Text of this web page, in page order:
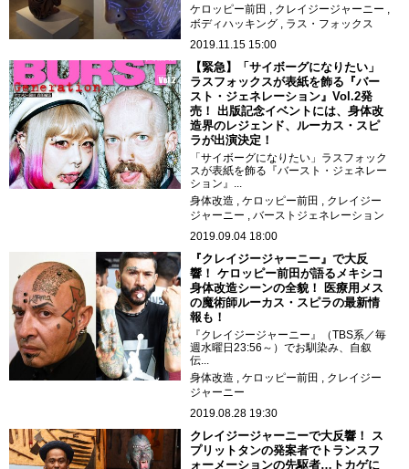
ケロッピー前田
クレイジージャーニー
ボディハッキング
ラス・フォックス
2019.11.15 15:00
【緊急】「サイボーグになりたい」
ラスフォックスが表紙を飾る『バー
スト・ジェネレーション』Vol.2発
売！ 出版記念イベントには、身体改
造界のレジェンド、ルーカス・スピ
ラが出演決定！
「サイボーグになりたい」ラスフォック
スが表紙を飾る『バースト・ジェネレー
ション』...
身体改造
ケロッピー前田
クレイジー
ジャーニー
バーストジェネレーション
2019.09.04 18:00
『クレイジージャーニー』で大反
響！ ケロッピー前田が語るメキシコ
身体改造シーンの全貌！ 医療用メス
の魔術師ルーカス・スピラの最新情
報も！
『クレイジージャーニー』（TBS系／毎
週水曜日23:56～）でお馴染み、自叙
伝...
身体改造
ケロッピー前田
クレイジー
ジャーニー
2019.08.28 19:30
クレイジージャーニーで大反響！ ス
プリットタンの発案者でトランスフ
ォーメーションの先駆者…トカゲに